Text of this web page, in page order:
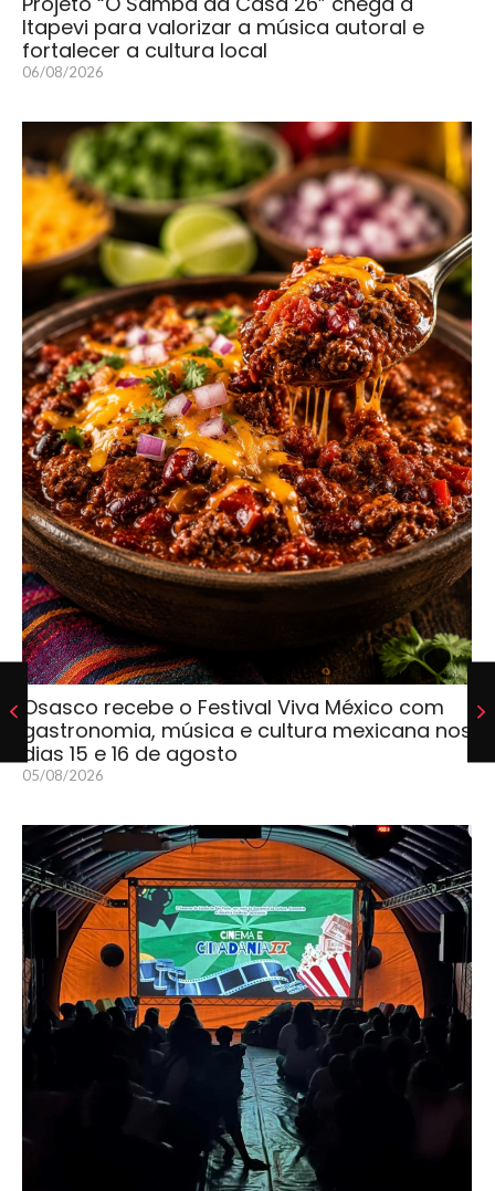
Itapevi para valorizar a música autoral e
fortalecer a cultura local
06/08/2026
Osasco recebe o Festival Viva México com
gastronomia, música e cultura mexicana nos
dias 15 e 16 de agosto
05/08/2026